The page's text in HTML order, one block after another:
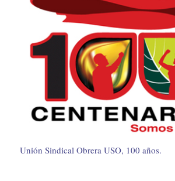
Unión Sindical Obrera USO, 100 años.